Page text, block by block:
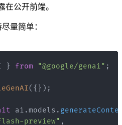
在公开前端。
量简单：
} from "@google/genai" ;
( { } ) ;
ai .models .
preview" ,